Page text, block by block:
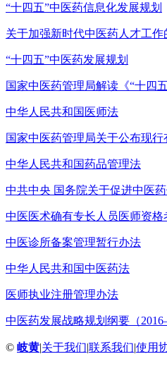
“十四五”中医药信息化发展规划
关于加强新时代中医药人才工作
“十四五”中医药发展规划
国家中医药管理局解读《“十四
中华人民共和国医师法
国家中医药管理局关于公布现
中华人民共和国药品管理法
中共中央 国务院关于促进中医
中医医术确有专长人员医师资
中医诊所备案管理暂行办法
中华人民共和国中医药法
医师执业注册管理办法
中医药发展战略规划纲要（
© 岐黄|关于我们|联系我们|使用